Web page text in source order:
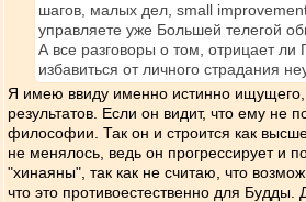
шагов, малых дел, small
управляете уже Большей телегой
А все разговоры о том, отрицает
избавиться от личного страдания
Я имею ввиду именно истинно ищущего,
результатов. Если он видит, что ему не
философии. Так он и строится как
не менялось, ведь он прогрессирует и
"хинаяны", так как не считаю, что
что это противоестественно для